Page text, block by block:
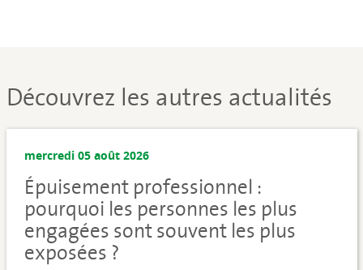
Découvrez les autres actualités
mercredi 05 août 2026
Épuisement professionnel :
pourquoi les personnes les plus
engagées sont souvent les plus
exposées ?